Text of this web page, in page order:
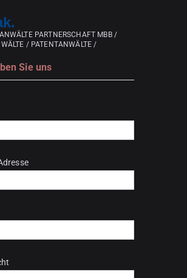
PARTNERSCHAFT MBB /
/ PATENTANWÄLTE /
Sie uns